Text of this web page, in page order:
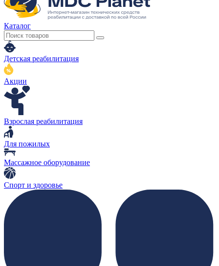
Каталог
Детская реабилитация
Акции
Взрослая реабилитация
Для пожилых
Массажное оборудование
Спорт и здоровье